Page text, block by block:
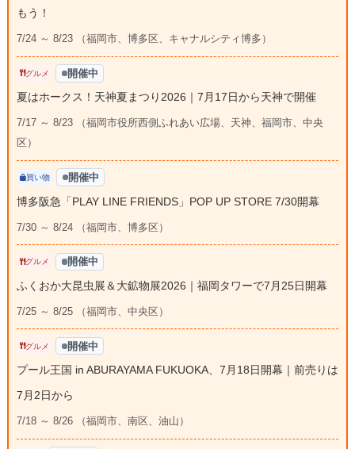
もう！
7/24 ～ 8/23 （福岡市、博多区、キャナルシティ博多）
グルメ 開催中
夏はホークス！天神夏まつり2026｜7月17日から天神で開催
7/17 ～ 8/23 （福岡市役所西側ふれあい広場、天神、福岡市、中央
区）
買い物 開催中
博多阪急「PLAY LINE FRIENDS」POP UP STORE 7/30開幕
7/30 ～ 8/24 （福岡市、博多区）
グルメ 開催中
ふくおか大昆虫展＆大鉱物展2026｜福岡タワーで7月25日開幕
7/25 ～ 8/25 （福岡市、中央区）
グルメ 開催中
プール王国 in ABURAYAMA FUKUOKA、7月18日開幕｜前売りは
7月2日から
7/18 ～ 8/26 （福岡市、南区、油山）